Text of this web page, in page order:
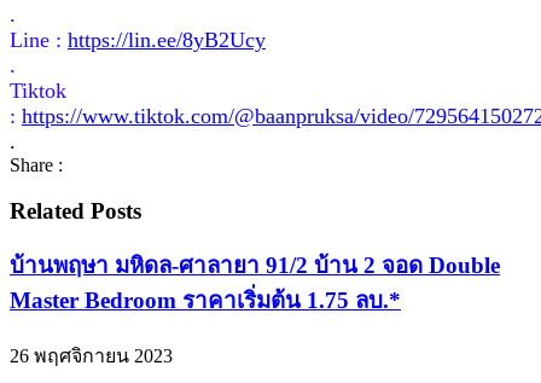
.
Line : https://lin.ee/8yB2Ucy
.
Tiktok
: https://www.tiktok.com/@baanpruksa/video/
.
Share :
Related Posts
บ้านพฤษา มหิดล-ศาลายา 91/2 บ้าน 2 จอด Double
Master Bedroom ราคาเริ่มต้น 1.75 ลบ.*
26 พฤศจิกายน 2023